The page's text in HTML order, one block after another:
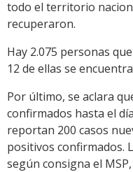
todo el territorio
recuperaron.
Hay 2.075 personas
12 de ellas se
Por último, se aclara
confirmados hasta el
reportan 200 casos
positivos confirmados.
según consigna el